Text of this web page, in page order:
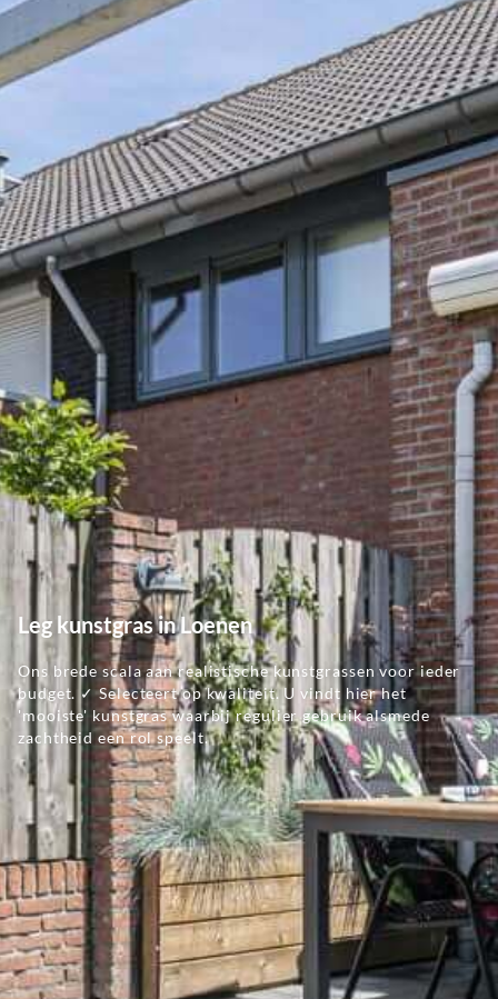
Leg kunstgras in Loenen
Ons brede scala aan realistische kunstgrassen voor ieder
budget. ✓ Selecteert op kwaliteit. U vindt hier het
'mooiste' kunstgras waarbij regulier gebruik alsmede
zachtheid een rol speelt.